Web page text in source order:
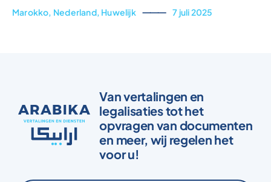
Marokko, Nederland, Huwelijk ⸻ 7 juli 2025
Van vertalingen en
legalisaties tot het
opvragen van documenten
en meer, wij regelen het
voor u!